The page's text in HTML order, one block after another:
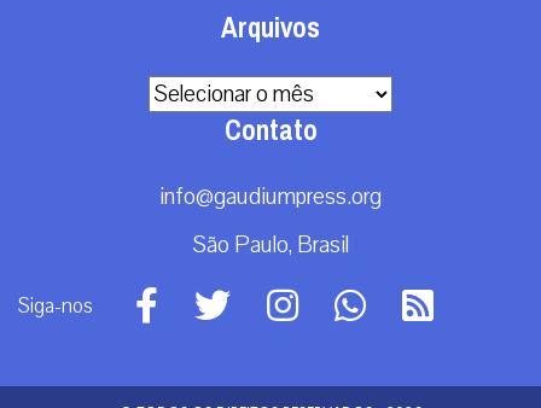
Arquivos
Arquivos
Contato
info@gaudiumpress.org
São Paulo, Brasil
Siga-nos